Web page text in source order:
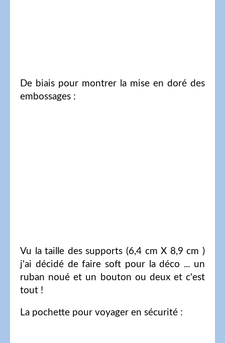
De biais pour montrer la mise en doré des
embossages :
Vu la taille des supports (6,4 cm X 8,9 cm )
j'ai décidé de faire soft pour la déco ... un
ruban noué et un bouton ou deux et c'est
tout !
La pochette pour voyager en sécurité :